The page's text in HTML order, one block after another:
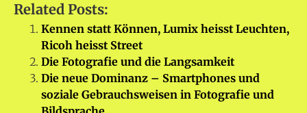
Related Posts:
Kennen statt Können, Lumix heisst Leuchten,
Ricoh heisst Street
Die Fotografie und die Langsamkeit
Die neue Dominanz – Smartphones und
soziale Gebrauchsweisen in Fotografie und